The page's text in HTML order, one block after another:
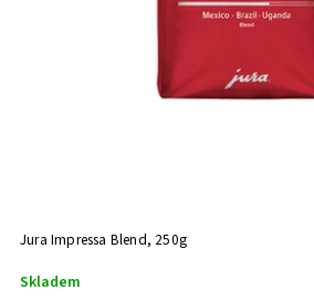
Jura Impressa Blend, 250g
Skladem